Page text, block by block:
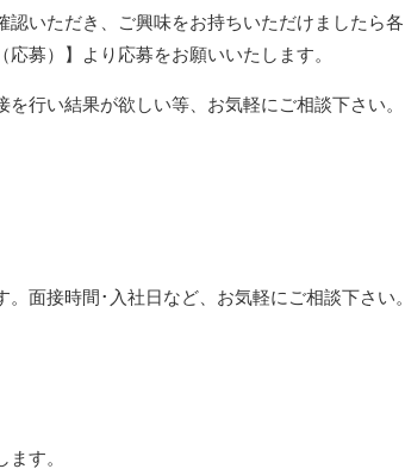
いただき、ご興味をお持ちいただけましたら各
募）】より応募をお願いいたします。
行い結果が欲しい等、お気軽にご相談下さい。
面接時間･入社日など、お気軽にご相談下さい。
す。